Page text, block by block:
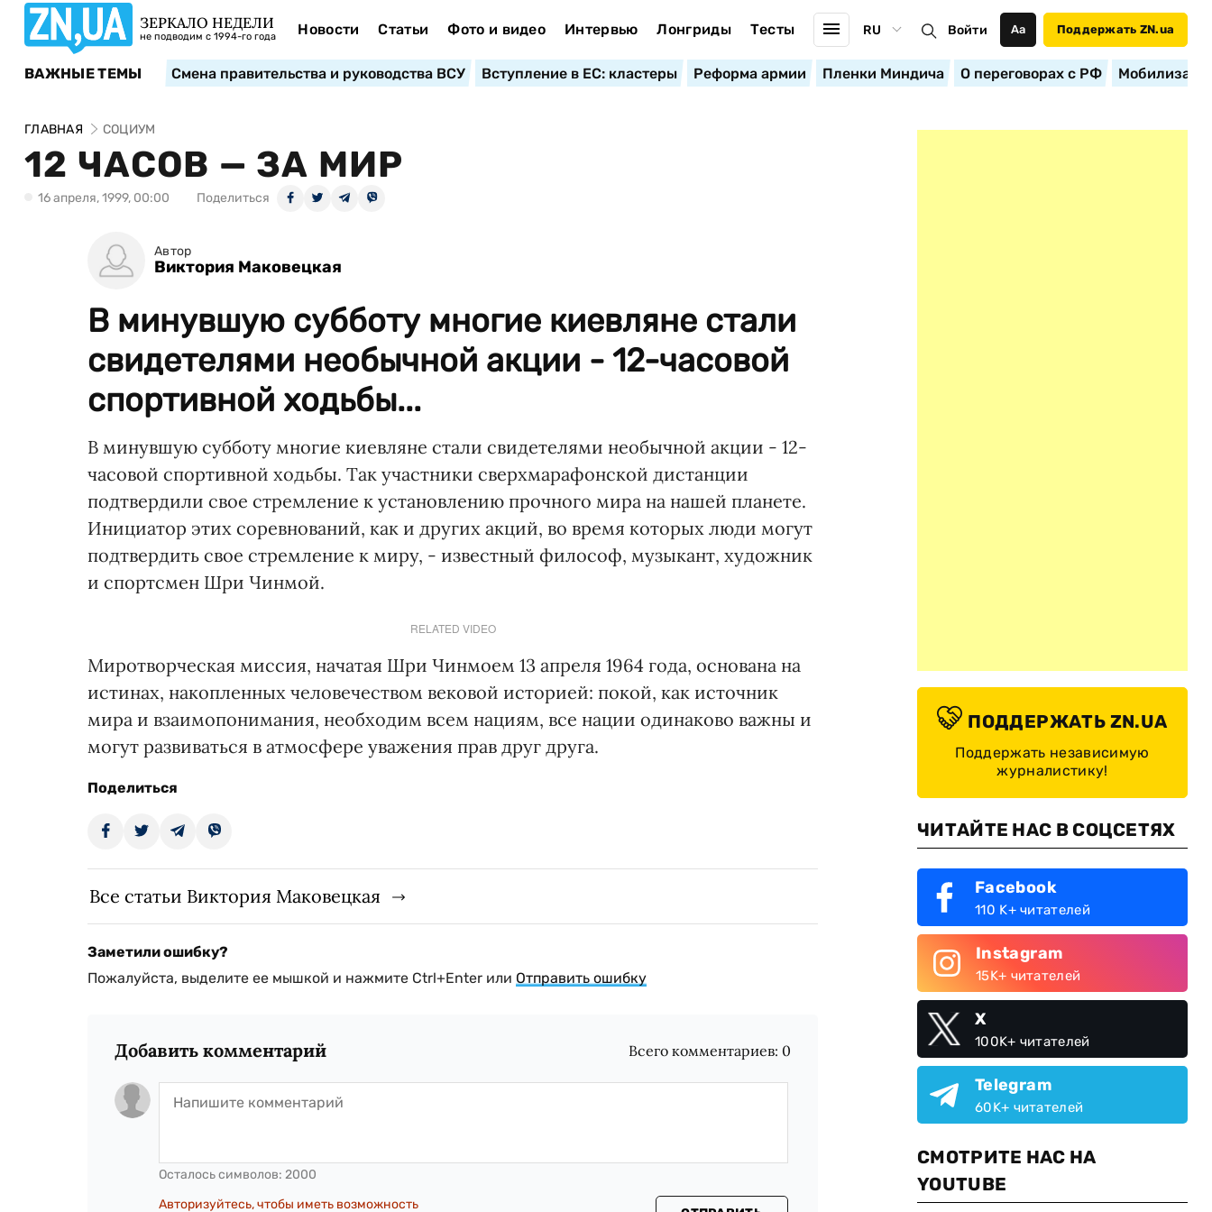
ЗЕРКАЛО НЕДЕЛИ
не подводим с 1994-го года Новости Статьи Фото и видео Интервью Лонгриды Тесты RU Войти Аа Поддержать ZN.ua
ВАЖНЫЕ ТЕМЫ Смена правительства и руководства ВСУ Вступление в ЕС: кластеры Реформа армии Пленки Миндича О переговорах с РФ
ГЛАВНАЯ СОЦИУМ
12 ЧАСОВ — ЗА МИР
16 апреля, 1999, 00:00 Поделиться
Автор
Виктория Маковецкая
В минувшую субботу многие киевляне стали
свидетелями необычной акции - 12-часовой
спортивной ходьбы...
В минувшую субботу многие киевляне стали свидетелями необычной акции - 12-
часовой спортивной ходьбы. Так участники сверхмарафонской дистанции
подтвердили свое стремление к установлению прочного мира на нашей планете.
Инициатор этих соревнований, как и других акций, во время которых люди могут
подтвердить свое стремление к миру, - известный философ, музыкант, художник
и спортсмен Шри Чинмой.
RELATED VIDEO
Миротворческая миссия, начатая Шри Чинмоем 13 апреля 1964 года, основана на
истинах, накопленных человечеством вековой историей: покой, как источник
мира и взаимопонимания, необходим всем нациям, все нации одинаково важны и
могут развиваться в атмосфере уважения прав друг друга.
Поделиться
Все статьи Виктория Маковецкая
Заметили ошибку?
Пожалуйста, выделите ее мышкой и нажмите Ctrl+Enter или Отправить ошибку
Добавить комментарий Всего комментариев: 0
Осталось символов: 2000
Авторизуйтесь, чтобы иметь возможность
ПОДДЕРЖАТЬ ZN.UA
Поддержать независимую
журналистику!
ЧИТАЙТЕ НАС В СОЦСЕТЯХ
Facebook
110 K+ читателей
Instagram
15K+ читателей
X
100K+ читателей
Telegram
60K+ читателей
СМОТРИТЕ НАС НА
YOUTUBE